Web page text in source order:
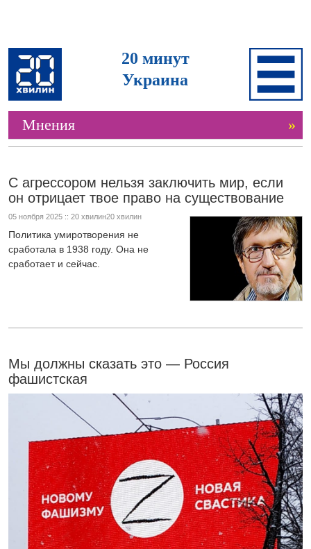
20 минут
Украина
Мнения »
С агрессором нельзя заключить мир, если
он отрицает твое право на существование
05 ноября 2025 :: 20 хвилин20 хвилин
Политика умиротворения не
сработала в 1938 году. Она не
сработает и сейчас.
Мы должны сказать это — Россия
фашистская